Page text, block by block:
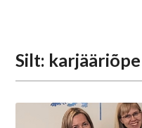
Silt: karjääriõpe